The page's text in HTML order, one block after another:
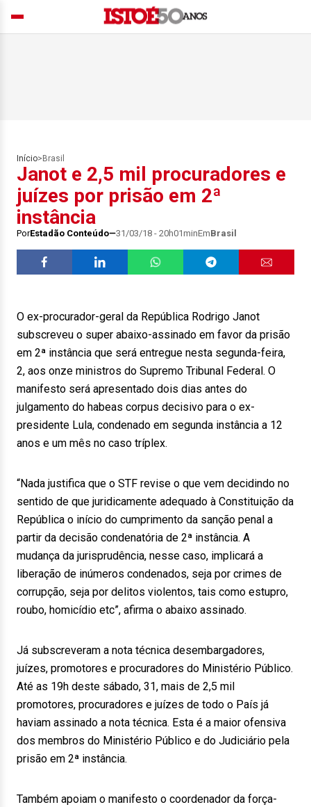
Início> Brasil
Janot e 2,5 mil procuradores e
juízes por prisão em 2ª
instância
PorEstadão Conteúdo 31/03/18 - 20h01minEmBrasil
O ex-procurador-geral da República Rodrigo Janot
subscreveu o super abaixo-assinado em favor da prisão
em 2ª instância que será entregue nesta segunda-feira,
2, aos onze ministros do Supremo Tribunal Federal. O
manifesto será apresentado dois dias antes do
julgamento do habeas corpus decisivo para o ex-
presidente Lula, condenado em segunda instância a 12
anos e um mês no caso tríplex.
“Nada justifica que o STF revise o que vem decidindo no
sentido de que juridicamente adequado à Constituição da
República o início do cumprimento da sanção penal a
partir da decisão condenatória de 2ª instância. A
mudança da jurisprudência, nesse caso, implicará a
liberação de inúmeros condenados, seja por crimes de
corrupção, seja por delitos violentos, tais como estupro,
roubo, homicídio etc”, afirma o abaixo assinado.
Já subscreveram a nota técnica desembargadores,
juízes, promotores e procuradores do Ministério Público.
Até as 19h deste sábado, 31, mais de 2,5 mil
promotores, procuradores e juízes de todo o País já
haviam assinado a nota técnica. Esta é a maior ofensiva
dos membros do Ministério Público e do Judiciário pela
prisão em 2ª instância.
Também apoiam o manifesto o coordenador da força-